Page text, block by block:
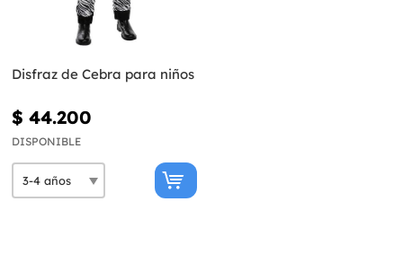
Disfraz de Cebra para niños
$ 44.200
DISPONIBLE